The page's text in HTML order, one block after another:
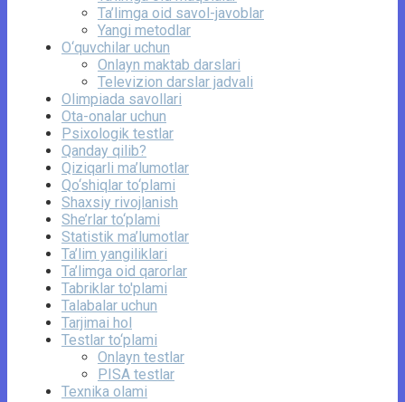
Ta’limga oid savol-javoblar
Yangi metodlar
O‘quvchilar uchun
Onlayn maktab darslari
Televizion darslar jadvali
Olimpiada savollari
Ota-onalar uchun
Psixologik testlar
Qanday qilib?
Qiziqarli ma’lumotlar
Qo‘shiqlar to‘plami
Shaxsiy rivojlanish
She’rlar to‘plami
Statistik ma’lumotlar
Ta’lim yangiliklari
Ta’limga oid qarorlar
Tabriklar to'plami
Talabalar uchun
Tarjimai hol
Testlar to‘plami
Onlayn testlar
PISA testlar
Texnika olami